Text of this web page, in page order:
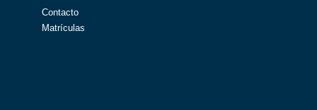
Contacto
Matrículas